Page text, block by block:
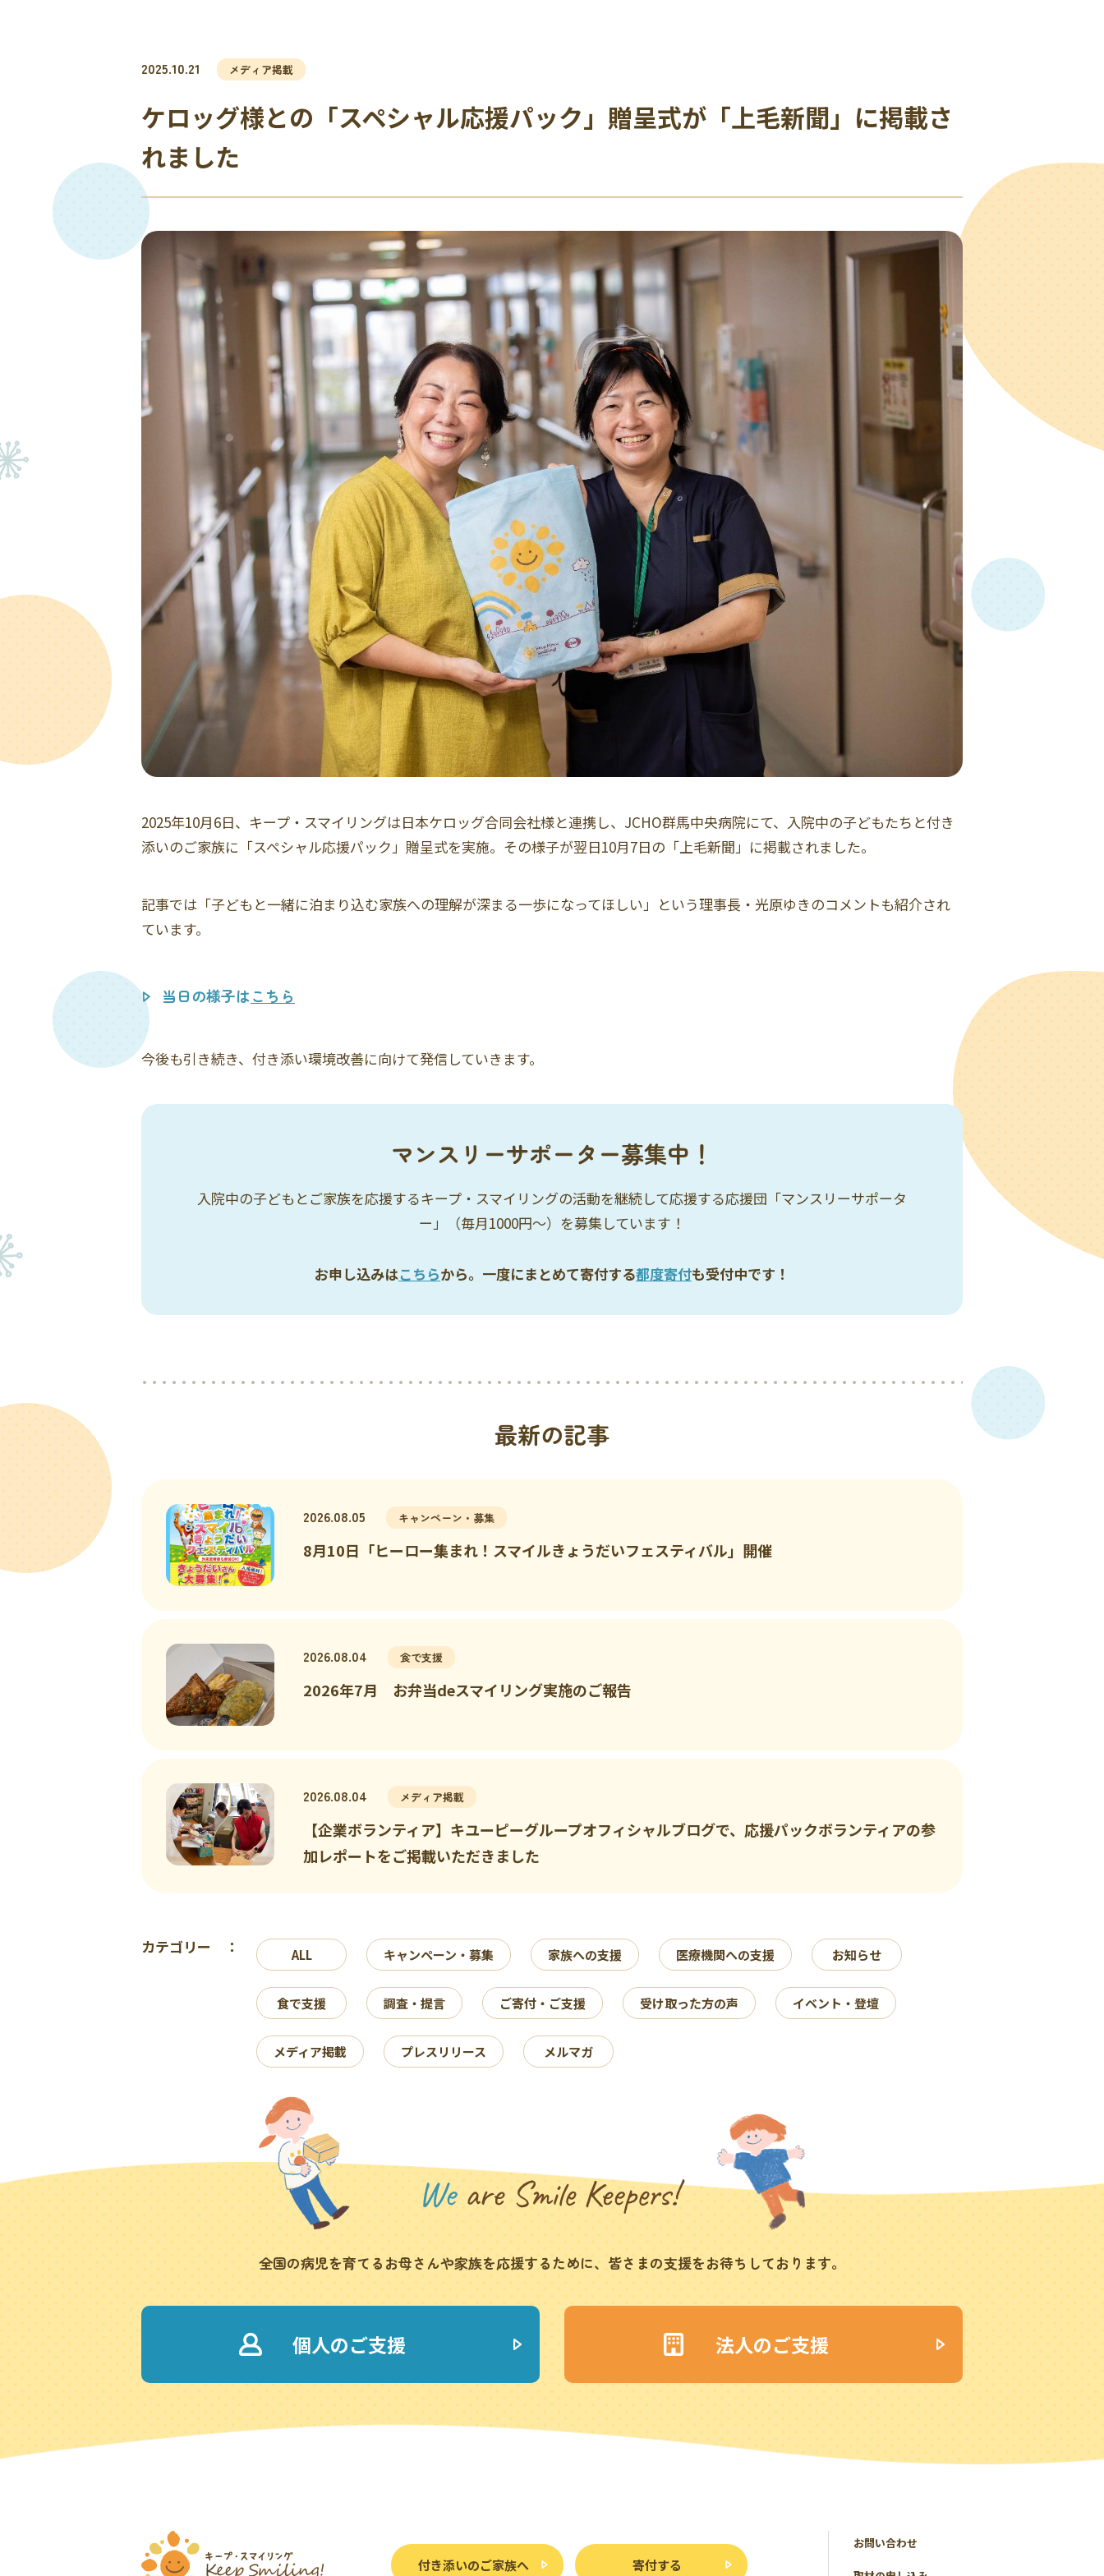
2025.10.21 メディア掲載
ケロッグ様との「スペシャル応援パック」贈呈式が「上毛新聞」に掲載さ
れました
2025年10月6日、キープ・スマイリングは日本ケロッグ合同会社様と連携し、JCHO群馬中央病院にて、入院中の子どもたちと付き
添いのご家族に「スペシャル応援パック」贈呈式を実施。その様子が翌日10月7日の「上毛新聞」に掲載されました。
記事では「子どもと一緒に泊まり込む家族への理解が深まる一歩になってほしい」という理事長・光原ゆきのコメントも紹介され
ています。
当日の様子はこちら
今後も引き続き、付き添い環境改善に向けて発信していきます。
マンスリーサポーター募集中！
入院中の子どもとご家族を応援するキープ・スマイリングの活動を継続して応援する応援団「マンスリーサポータ
ー」（毎月1000円〜）を募集しています！
お申し込みはこちらから。一度にまとめて寄付する都度寄付も受付中です！
最新の記事
2026.08.05 キャンペーン・募集
8月10日「ヒーロー集まれ！スマイルきょうだいフェスティバル」開催
2026.08.04 食で支援
2026年7月 お弁当deスマイリング実施のご報告
2026.08.04 メディア掲載
【企業ボランティア】キユーピーグループオフィシャルブログで、応援パックボランティアの参
加レポートをご掲載いただきました
カテゴリー ： ALL キャンペーン・募集 家族への支援 医療機関への支援 お知らせ
食で支援 調査・提言 ご寄付・ご支援 受け取った方の声 イベント・登壇
メディア掲載 プレスリリース メルマガ
全国の病児を育てるお母さんや家族を応援するために、皆さまの支援をお待ちしております。
個人のご支援 法人のご支援
付き添いのご家族へ 寄付する
お問い合わせ